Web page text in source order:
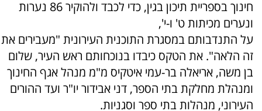
חינוך בספריית תיכון בגין, כדי לכבד ולהוקיר 86 נערות
ונערים מכיתות ט' ו-י',
על התנדבותם במסגרת התוכנית העירונית "מעבירים את
זה הלאה". את הטקס כיבדו בנוכחותם ראש העיר, שלום
בן משה, אריאלה בר-עמי איטקיס מ"מ מנהל אגף החינוך
ומנהלת מחלקת בתי הספר, דני אבידור יו"ר ועד ההורים
העירוני, מנהלות בתי ספר וסגניות.